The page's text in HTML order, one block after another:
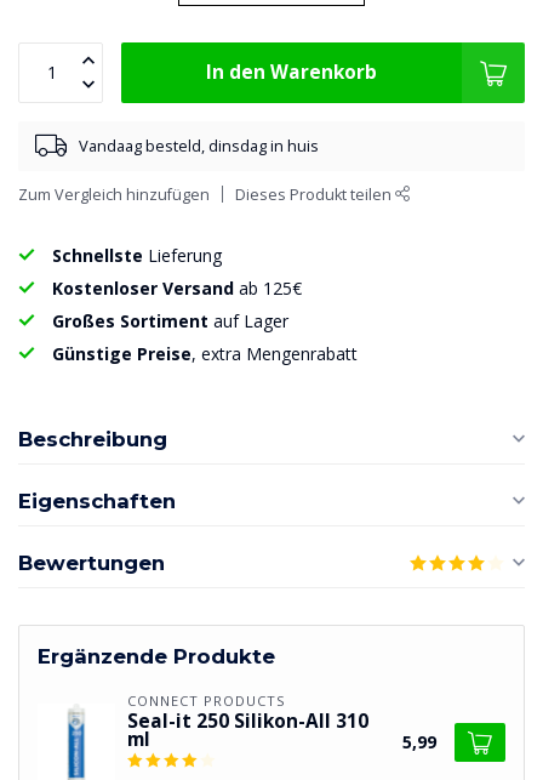
In den Warenkorb
Vandaag besteld, dinsdag in huis
Zum Vergleich hinzufügen Dieses Produkt teilen
Schnellste Lieferung
Kostenloser Versand ab 125€
Großes Sortiment auf Lager
Günstige Preise, extra Mengenrabatt
Beschreibung
Eigenschaften
Bewertungen
Ergänzende Produkte
CONNECT PRODUCTS
Seal-it 250 Silikon-All 310
ml 5,99